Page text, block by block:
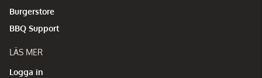
Burgerstore
BBQ Support
LÄS MER
Logga in